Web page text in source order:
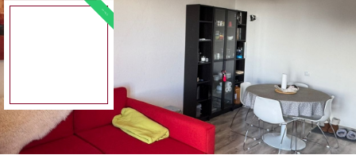
EN VENTA